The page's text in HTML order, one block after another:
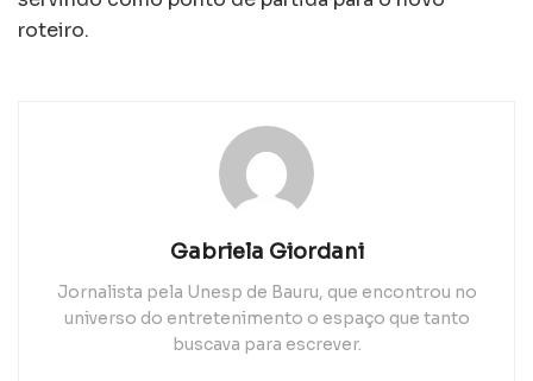
roteiro.
Gabriela Giordani
Jornalista pela Unesp de Bauru, que encontrou no
universo do entretenimento o espaço que tanto
buscava para escrever.